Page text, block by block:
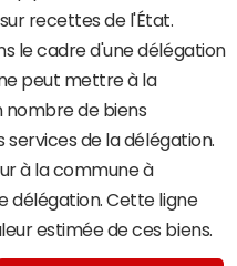
recettes de l'État.
le cadre d'une délégation
peut mettre à la
nombre de biens
services de la délégation.
à la commune à
délégation. Cette ligne
estimée de ces biens.